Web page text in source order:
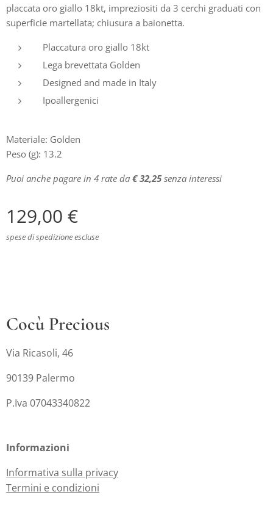
placcata oro giallo 18kt, impreziositi da 3 cerchi graduati con
superficie martellata; chiusura a baionetta.
Placcatura oro giallo 18kt
Lega brevettata Golden
Designed and made in Italy
Ipoallergenici
Materiale: Golden
Peso (g): 13.2
Puoi anche pagare in 4 rate da € 32,25senza interessi
129,00 €
spese di spedizione escluse
Cocù Precious
Via Ricasoli, 46
90139 Palermo
P.Iva 07043340822
Informazioni
Informativa sulla privacy
Termini e condizioni